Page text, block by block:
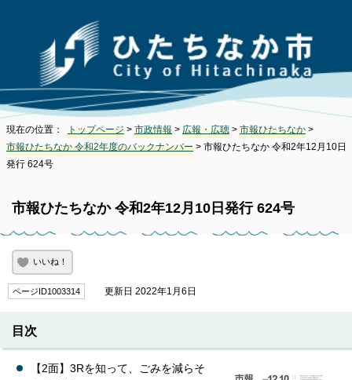
現在の位置： トップページ > 市政情報 > 広報・広聴 > 市報ひたちなか >
市報ひたちなか 令和2年度のバックナンバー > 市報ひたちなか 令和2年12月10日
発行 624号
市報ひたちなか 令和2年12月10日発行 624号
いいね！
ページID1003314 更新日 2022年1月6日
目次
【2面】3Rを知って、ごみを減らそ